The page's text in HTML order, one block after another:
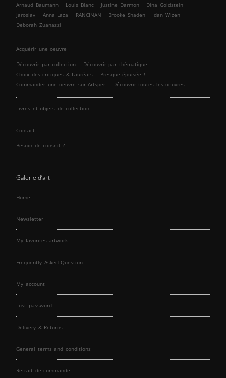
Arnaud Baumann Louis Blanc Justine Darmon
Dina Goldstein
Jaroslav
Anna Laza RANCINAN Brooke Shaden
Idan Wizen
Deborah Zuanazzi
Acquérir une oeuvre
Découvrir par collection
Découvrir par thématique
Choix des critiques & Lauréats
Presque épuisée !
Commander une oeuvre sur Artsper
Découvrir toutes les oeuvres
Livres et objets de collection
Contact
Besoin de conseil ?
Galerie d’art
Home
Newsletter
My favorites artwork
Frequently Asked Question
My account
Lost password
Delivery & Returns
General terms and conditions
Retrait de commande